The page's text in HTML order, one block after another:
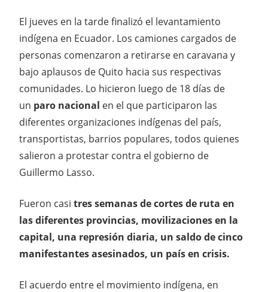
El jueves en la tarde finalizó el levantamiento
indígena en Ecuador. Los camiones cargados de
personas comenzaron a retirarse en caravana y
bajo aplausos de Quito hacia sus respectivas
comunidades. Lo hicieron luego de 18 días de
un paro nacional en el que participaron las
diferentes organizaciones indígenas del país,
transportistas, barrios populares, todos quienes
salieron a protestar contra el gobierno de
Guillermo Lasso.
Fueron casi tres semanas de cortes de ruta en
las diferentes provincias, movilizaciones en la
capital, una represión diaria, un saldo de cinco
manifestantes asesinados, un país en crisis.
El acuerdo entre el movimiento indígena, en